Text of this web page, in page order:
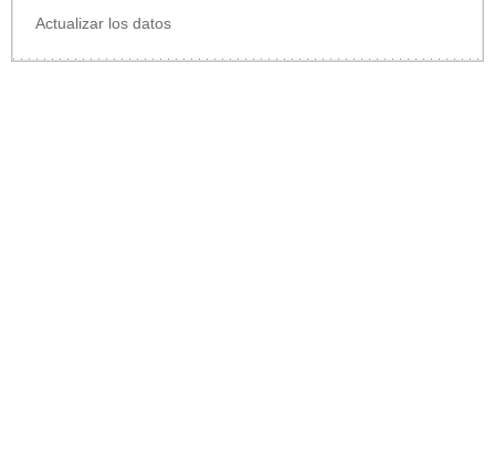
Actualizar los datos